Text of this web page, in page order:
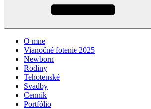
O mne
Vianočné fotenie 2025
Newborn
Rodiny
Tehotenské
Svadby
Cenník
Portfólio